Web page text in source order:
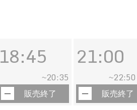
18:45
~20:35
販売終了
21:00
~22:50
販売終了